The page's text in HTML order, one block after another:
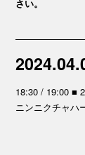
さい。
18:30 / 19:00 ■
ニンニクチャハ